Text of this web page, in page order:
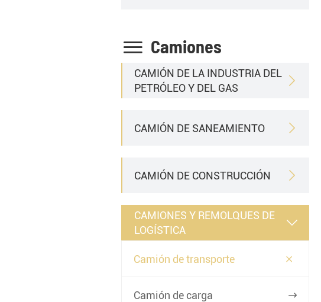
 Camiones
CAMIÓN DE LA INDUSTRIA DEL
PETRÓLEO Y DEL GAS

CAMIÓN DE SANEAMIENTO 
CAMIÓN DE CONSTRUCCIÓN 
CAMIONES Y REMOLQUES DE
LOGÍSTICA

Camión de transporte 
Camión de carga 